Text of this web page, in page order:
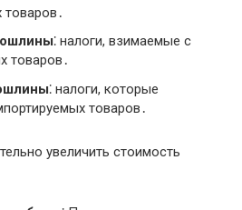
⁚ налоги, взимаемые с
товаров․
⁚ налоги, которые
товаров․
увеличить стоимость